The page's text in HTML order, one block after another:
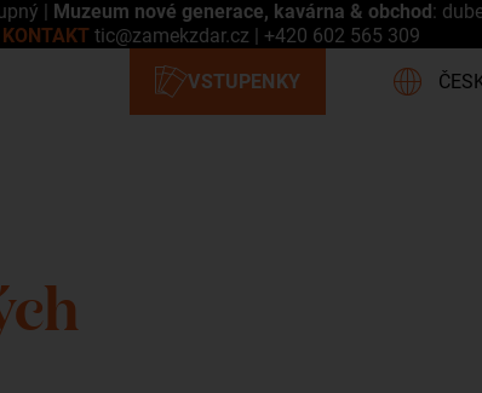
| Muzeum nové generace, kavárna & obchod:
KONTAKT tic@zamekzdar.cz | +420 602 565 309